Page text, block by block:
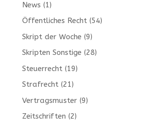
News (1)
Öffentliches Recht(54)
Skript der Woche (9)
Skripten Sonstige (28)
Steuerrecht(19)
Strafrecht(21)
Vertragsmuster(9)
Zeitschriften (2)